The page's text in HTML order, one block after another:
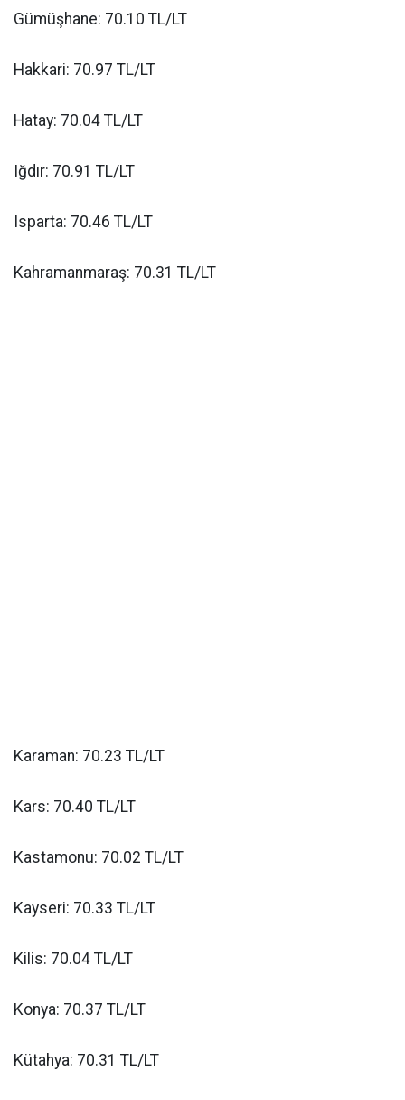
Gümüşhane: 70.10 TL/LT
Hakkari: 70.97 TL/LT
Hatay: 70.04 TL/LT
Iğdır: 70.91 TL/LT
Isparta: 70.46 TL/LT
Kahramanmaraş: 70.31 TL/LT
Karaman: 70.23 TL/LT
Kars: 70.40 TL/LT
Kastamonu: 70.02 TL/LT
Kayseri: 70.33 TL/LT
Kilis: 70.04 TL/LT
Konya: 70.37 TL/LT
Kütahya: 70.31 TL/LT